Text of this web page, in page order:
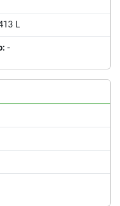
L
-